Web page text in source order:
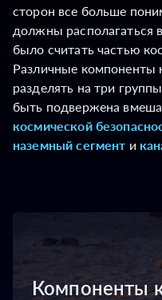
сторон все больше
должны располагаться
было считать частью
Различные компоненты
разделять на три
быть подвержена
космической
наземный сегмент и
Компоненты